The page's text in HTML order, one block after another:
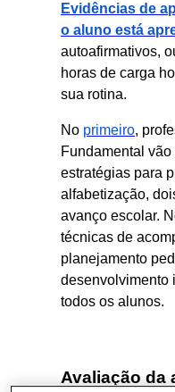
Evidências de
o aluno está
autoafirmativos,
horas de carga
sua rotina.
No primeiro,
Fundamental
estratégias para
alfabetização,
avanço escolar.
técnicas de
planejamento
desenvolvimento
todos os alunos.
Avaliação da